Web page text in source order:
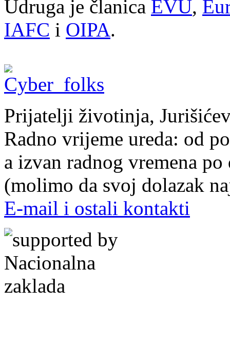
Udruga je članica EVU,
IAFC i OIPA.
Prijatelji životinja,
Radno vrijeme ureda: od
a izvan radnog vremena
(molimo da svoj dolazak
E-mail i ostali kontakti